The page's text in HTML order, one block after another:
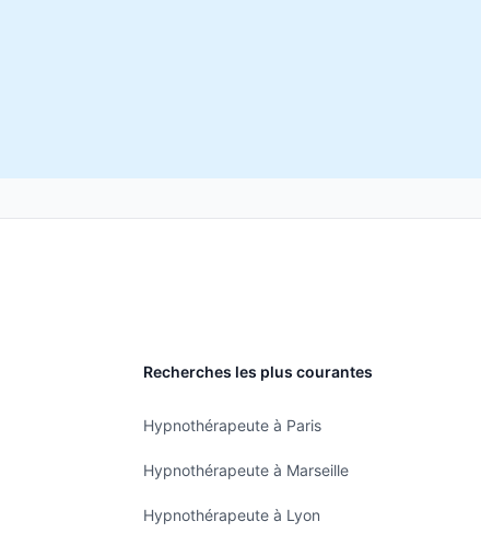
Recherches les plus courantes
Hypnothérapeute à Paris
Hypnothérapeute à Marseille
Hypnothérapeute à Lyon